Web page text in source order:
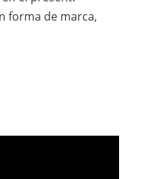
forma de marca,